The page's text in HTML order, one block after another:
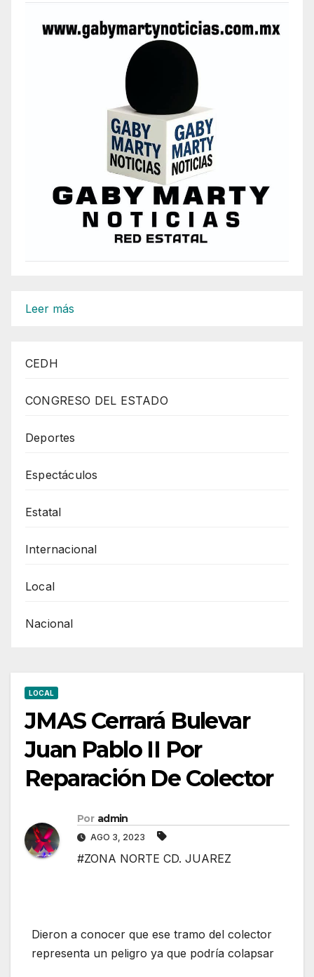
Leer más
II
Reparación
CEDH
CONGRESO DEL ESTADO
Deportes
Espectáculos
Estatal
Internacional
Local
Nacional
LOCAL
JMAS Cerrará Bulevar
Juan Pablo II Por
Reparación De Colector
Por admin
AGO 3, 2023
#ZONA NORTE CD. JUAREZ
Dieron a conocer que ese tramo del colector
representa un peligro ya que podría colapsar